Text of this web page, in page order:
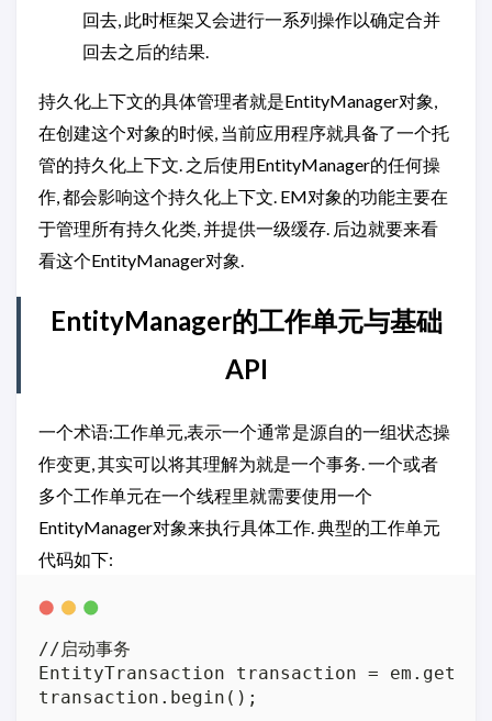
回去, 此时框架又会进行一系列操作以确定合并
回去之后的结果.
持久化上下文的具体管理者就是EntityManager对象,
在创建这个对象的时候, 当前应用程序就具备了一个托
管的持久化上下文. 之后使用EntityManager的任何操
作, 都会影响这个持久化上下文. EM对象的功能主要在
于管理所有持久化类, 并提供一级缓存. 后边就要来看
看这个EntityManager对象.
EntityManager的工作单元与基础
API
一个术语:工作单元,表示一个通常是源自的一组状态操
作变更, 其实可以将其理解为就是一个事务. 一个或者
多个工作单元在一个线程里就需要使用一个
EntityManager对象来执行具体工作. 典型的工作单元
代码如下:
//启动事务
EntityTransaction transaction =
transaction.begin();